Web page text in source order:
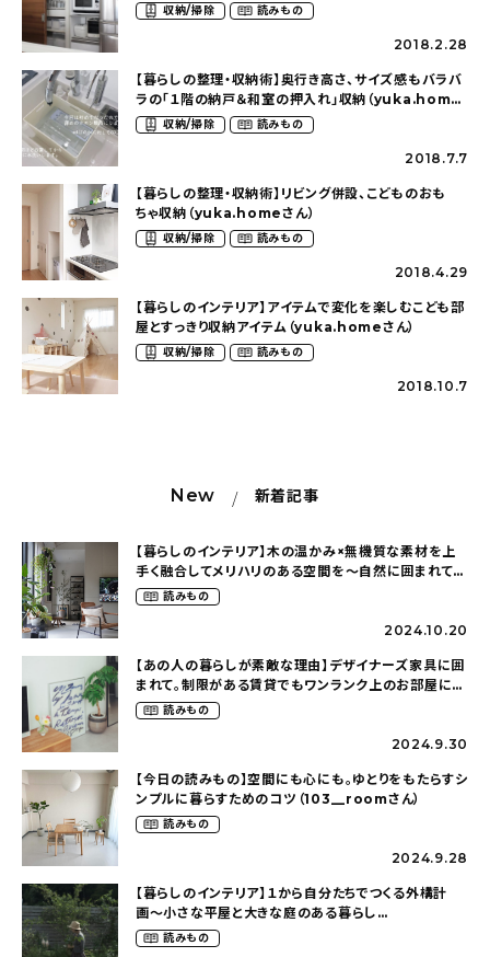
収納/掃除 読みもの
2018.2.28
【暮らしの整理・収納術】奥行き高さ、サイズ感もバラバ
ラの「１階の納戸＆和室の押入れ」収納（yuka.home
さん）収納/掃除 読みもの
2018.7.7
【暮らしの整理・収納術】リビング併設、こどものおも
ちゃ収納（yuka.homeさん）
収納/掃除 読みもの
2018.4.29
【暮らしのインテリア】アイテムで変化を楽しむこども部
屋とすっきり収納アイテム（yuka.homeさん）
収納/掃除 読みもの
2018.10.7
New 新着記事
【暮らしのインテリア】木の温かみ×無機質な素材を上
手く融合してメリハリのある空間を〜自然に囲まれて暮
らす（ki_no_ieさん）
読みもの
2024.10.20
【あの人の暮らしが素敵な理由】デザイナーズ家具に囲
まれて。制限がある賃貸でもワンランク上のお部屋に〜
狭くても好きな暮らしのこと（_____chika708さん）
読みもの
2024.9.30
【今日の読みもの】空間にも心にも。ゆとりをもたらすシ
ンプルに暮らすためのコツ（103__roomさん）
読みもの
2024.9.28
【暮らしのインテリア】１から自分たちでつくる外構計
画〜小さな平屋と大きな庭のある暮らし
（tsumikiniwaさん）
読みもの